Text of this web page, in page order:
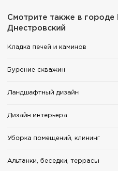
Смотрите также в городе
Днестровский
Кладка печей и каминов
Бурение скважин
Ландшафтный дизайн
Дизайн интерьера
Уборка помещений, клининг
Альтанки, беседки, террасы